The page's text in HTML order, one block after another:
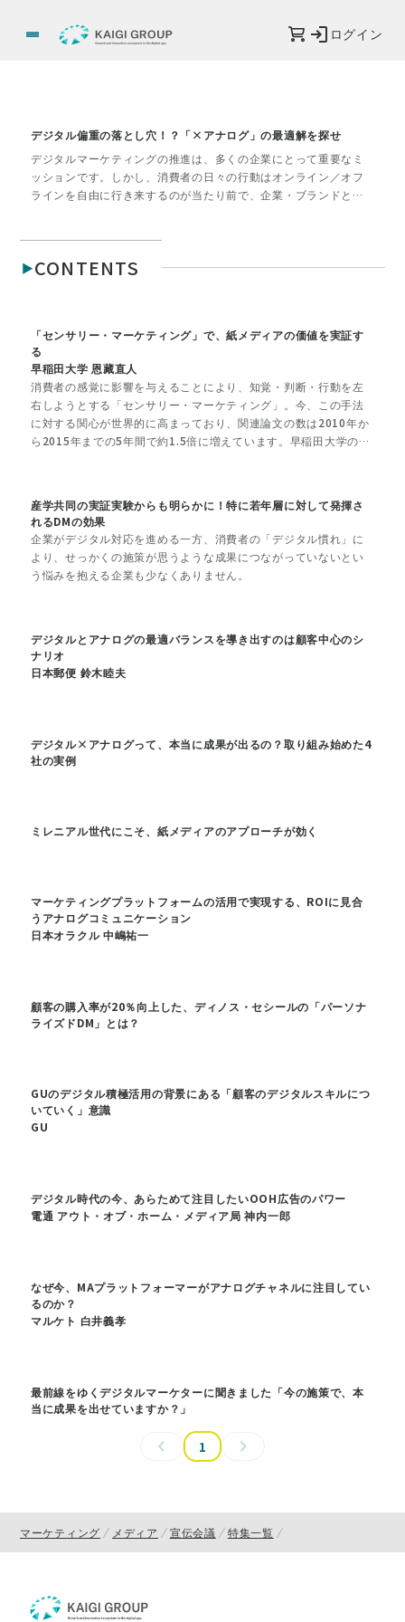
ログイン
デジタル偏重の落とし穴！？「×アナログ」の最適解を探せ
デジタルマーケティングの推進は、多くの企業にとって重要なミ
ッションです。しかし、消費者の日々の行動はオンライン／オフ
ラインを自由に行き来するのが当たり前で、企業・ブランドとの
ら聞かれるようになりました。
が求められています。すでに実践しているマーケターや、そうし
たマーケターとともにマーケティングROIの最大化に取り組む支援
企業のキーマンに、考え方や最新の取り組みを聞きました。
CONTENTS
「センサリー・マーケティング」で、紙メディアの価値を実証す
る
早稲田大学 恩藏直人
消費者の感覚に影響を与えることにより、知覚・判断・行動を左
右しようとする「センサリー・マーケティング」。今、この手法
に対する関心が世界的に高まっており、関連論文の数は2010年か
ら2015年までの5年間で約1.5倍に増えています。早稲田大学の恩
産学共同の実証実験からも明らかに！特に若年層に対して発揮さ
れるDMの効果
企業がデジタル対応を進める一方、消費者の「デジタル慣れ」に
より、せっかくの施策が思うような成果につながっていないとい
う悩みを抱える企業も少なくありません。
デジタルとアナログの最適バランスを導き出すのは顧客中心のシ
ナリオ
日本郵便 鈴木睦夫
デジタル×アナログって、本当に成果が出るの？取り組み始めた4
社の実例
ミレニアル世代にこそ、紙メディアのアプローチが効く
マーケティングプラットフォームの活用で実現する、ROIに見合
うアナログコミュニケーション
日本オラクル 中嶋祐一
顧客の購入率が20％向上した、ディノス・セシールの「パーソナ
ライズドDM」とは？
GUのデジタル積極活用の背景にある「顧客のデジタルスキルにつ
いていく」意識
GU
デジタル時代の今、あらためて注目したいOOH広告のパワー
電通 アウト・オブ・ホーム・メディア局 神内一郎
なぜ今、MAプラットフォーマーがアナログチャネルに注目してい
るのか？
マルケト 白井義孝
最前線をゆくデジタルマーケターに聞きました「今の施策で、本
当に成果を出せていますか？」
1
マーケティング メディア 宣伝会議 特集一覧